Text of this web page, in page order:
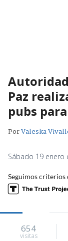
Paz
pubs
PorValeska
Sábado 19 enero
Seguimos criterios
654
visitas